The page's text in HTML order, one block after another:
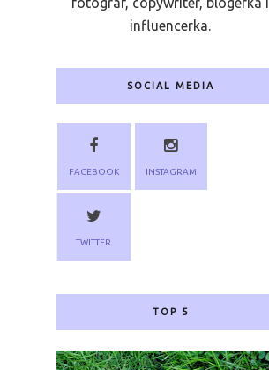
influencerka.
SOCIAL MEDIA
FACEBOOK INSTAGRAM
TWITTER
TOP 5